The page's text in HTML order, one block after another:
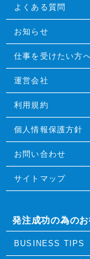
よくある質問
お知らせ
仕事を受けたい方
運営会社
利用規約
個人情報保護方針
お問い合わせ
サイトマップ
発注成功の為の
BUSINESS TIPS